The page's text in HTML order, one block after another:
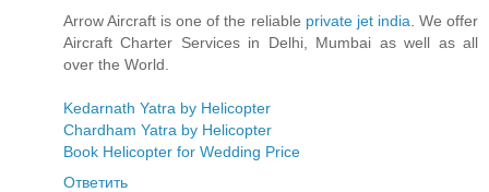
Arrow Aircraft is one of the reliable private jet india . We offer
Aircraft Charter Services in Delhi, Mumbai as well as all
over the World.
Kedarnath Yatra by Helicopter
Chardham Yatra by Helicopter
Book Helicopter for Wedding Price
Ответить